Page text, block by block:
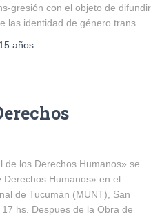
gresión con el objeto de difundir
las identidad de género trans.
15 años
de los Derechos Humanos» se
Humanos» en el
de Tucumán (MUNT), San
hs. Despues de la Obra de